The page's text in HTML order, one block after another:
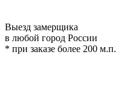
Выезд замерщика
в любой город России
* при заказе более 200 м.п.